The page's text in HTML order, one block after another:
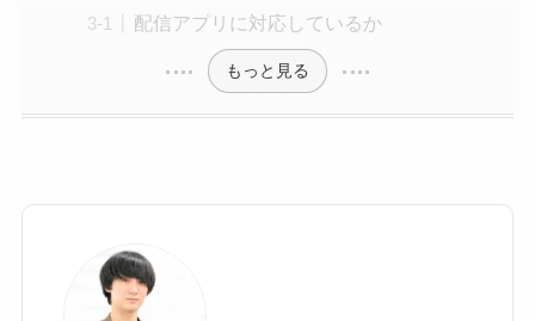
配信アプリに対応しているか
もっと見る